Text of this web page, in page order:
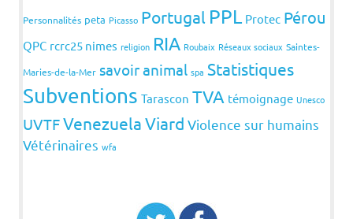
Personnalités peta Picasso Portugal PPL Protec Pérou
QPC rcrc25 nimes religion RIA Roubaix Réseaux sociaux Saintes-
Maries-de-la-Mer savoir animal spa Statistiques
Subventions Tarascon TVA témoignage Unesco
UVTFVenezuelaViard Violence sur humains
Vétérinaires wfa